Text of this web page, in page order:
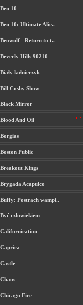
Ben 10
Ben 10: Ultimate Alie..
Beowulf - Return to t..
Beverly Hills 90210
Biały kołnierzyk
Bill Cosby Show
Black Mirror
Blood And Oil
Borgias
Boston Public
Breakout Kings
Brygada Acapulco
Buffy: Postrach wampi..
Być człowiekiem
Californication
Caprica
Castle
Chaos
Chicago Fire